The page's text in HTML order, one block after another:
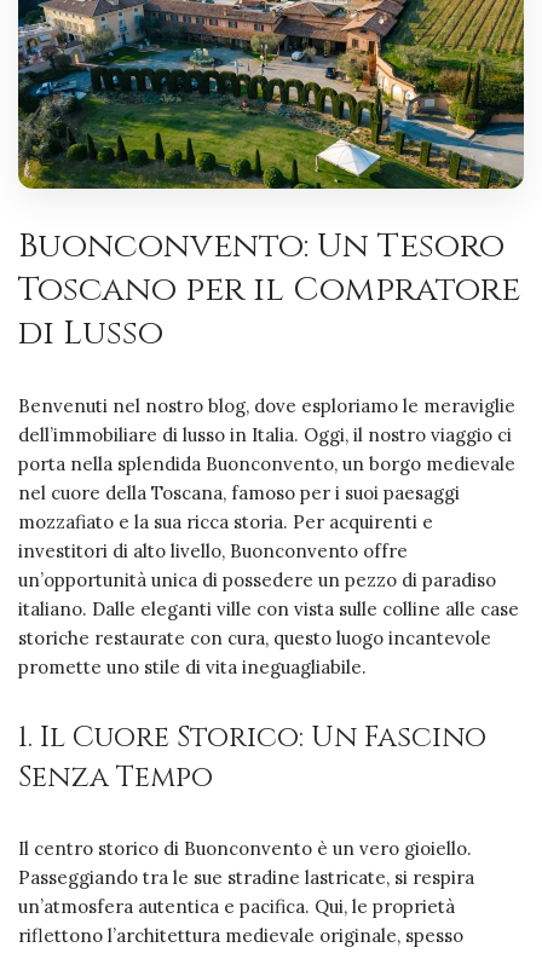
Buonconvento: Un Tesoro
Toscano per il Compratore
di Lusso
Benvenuti nel nostro blog, dove esploriamo le meraviglie
dell’immobiliare di lusso in Italia. Oggi, il nostro viaggio ci
porta nella splendida Buonconvento, un borgo medievale
nel cuore della Toscana, famoso per i suoi paesaggi
mozzafiato e la sua ricca storia. Per acquirenti e
investitori di alto livello, Buonconvento offre
un’opportunità unica di possedere un pezzo di paradiso
italiano. Dalle eleganti ville con vista sulle colline alle case
storiche restaurate con cura, questo luogo incantevole
promette uno stile di vita ineguagliabile.
1. Il Cuore Storico: Un Fascino
Senza Tempo
Il centro storico di Buonconvento è un vero gioiello.
Passeggiando tra le sue stradine lastricate, si respira
un’atmosfera autentica e pacifica. Qui, le proprietà
riflettono l’architettura medievale originale, spesso